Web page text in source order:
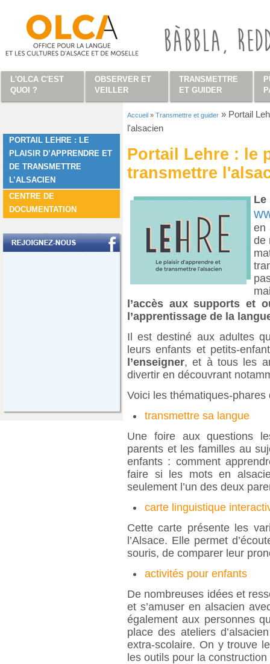
PORTAIL LEHRE : LE
PLAISIR D’APPRENDRE ET
DE TRANSMETTRE
L’ALSACIEN
CENTRE DE
DOCUMENTATION
Accueil » Transmettre et guider » Portail
l'alsacien
Portail Lehre : le
transmettre
en
de
l’accès aux supports et
l’apprentissage de la
Il est destiné aux adultes
leurs enfants et petits-
l’enseigner, et à tous les
divertir en découvrant
Voici les thématiques-
transmettre sa langue
Une foire aux questions
parents et les familles au
enfants : comment
faire si les mots en
seulement l’un des deux
carte linguistique
Cette carte présente les
l’Alsace. Elle permet
souris, de comparer leur
activités pour enfants
De nombreuses idées et
et s’amuser en alsacien
également aux personnes
place des ateliers
extra-scolaire. On y trouve
les outils pour la
L'OLCA C'EST
QUOI ?
OBSERVER ET
VEILLER
TRANSMETTRE
ET GUIDER